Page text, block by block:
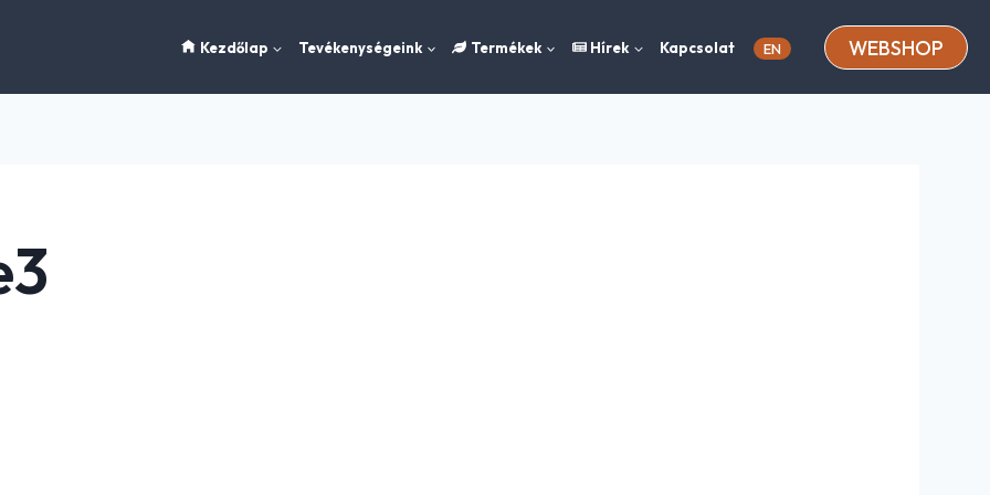
Kezdőlap Tevékenységeink Termékek Hírek Kapcsolat EN WEBSHOP